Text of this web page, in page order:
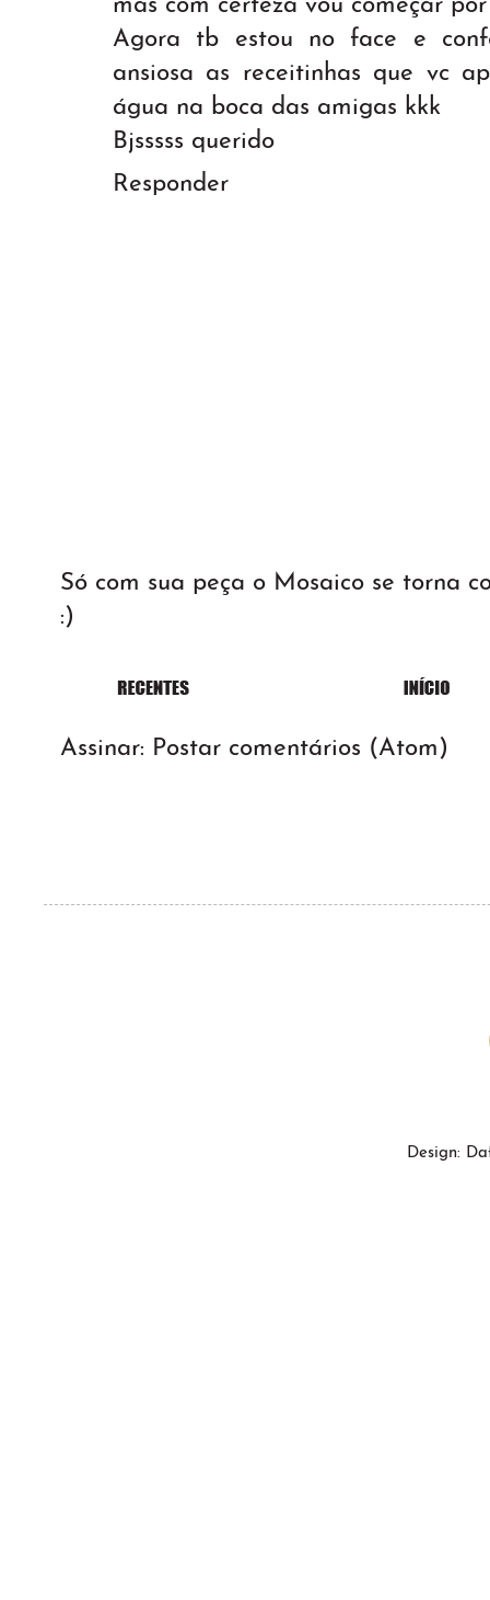
mas com certeza vou começar
Agora tb estou no face e
ansiosa as receitinhas que vc
água na boca das amigas kkk
Bjsssss querido
Responder
Só com sua peça o Mosaico se torna
:)
Assinar: Postar comentários (Atom)
Design: